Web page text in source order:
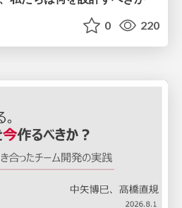
0 220